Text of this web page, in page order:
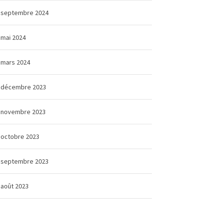
septembre 2024
mai 2024
mars 2024
décembre 2023
novembre 2023
octobre 2023
septembre 2023
août 2023